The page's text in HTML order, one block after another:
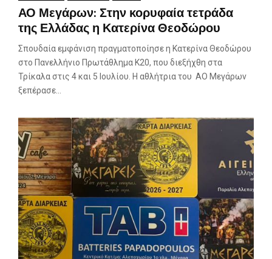
ΑΟ Μεγάρων: Στην κορυφαία τετράδα
της Ελλάδας η Κατερίνα Θεοδώρου
Σπουδαία εμφάνιση πραγματοποίησε η Κατερίνα Θεοδώρου
στο Πανελλήνιο Πρωτάθλημα Κ20, που διεξήχθη στα
Τρίκαλα στις 4 και 5 Ιουλίου. Η αθλήτρια του ΑΟ Μεγάρων
ξεπέρασε...